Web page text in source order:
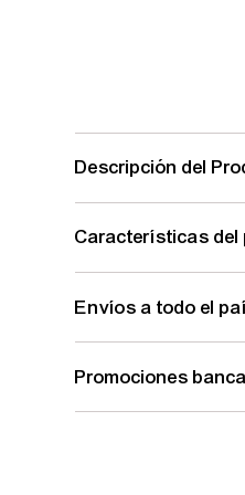
Descripción del
Características del
Envíos a todo el
Promociones